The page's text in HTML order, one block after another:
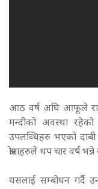
आठ वर्ष अघि आफूले
मन्दीको अवस्था
उपलव्धिहरु भएको दाबी
श्रोताहरुले थप चार वर्ष
यसलाई सम्बोधन गर्दै